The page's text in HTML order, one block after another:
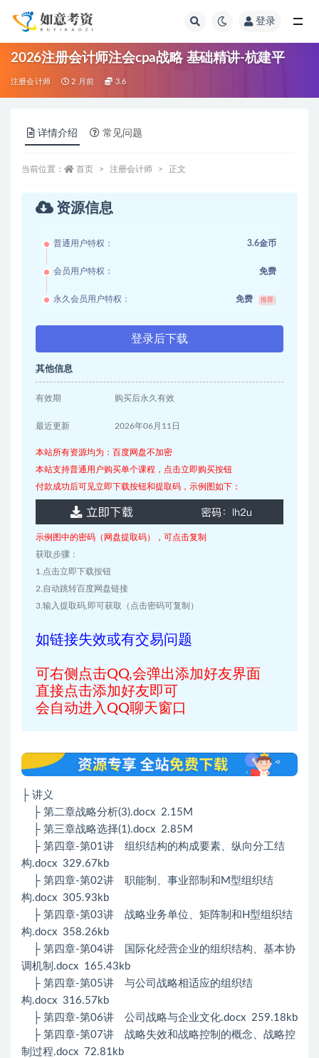
登录
2026注册会计师注会cpa战略 基础精讲-杭建平
注册会计师 2 月前 3.6
详情介绍 常见问题
当前位置： 首页 注册会计师 正文
资源信息
普通用户特权： 3.6金币
会员用户特权： 免费
永久会员用户特权： 免费 推荐
登录后下载
其他信息
有效期 购买后永久有效
最近更新 2026年06月11日
本站所有资源均为：百度网盘不加密
本站支持普通用户购买单个课程，点击立即购买按钮
付款成功后可见立即下载按钮和提取码，示例图如下：
示例图中的密码（网盘提取码），可点击复制
获取步骤：
1.点击立即下载按钮
2.自动跳转百度网盘链接
3.输入提取码,即可获取（点击密码可复制）
如链接失效或有交易问题
可右侧点击QQ,会弹出添加好友界面
直接点击添加好友即可
会自动进入QQ聊天窗口
├ 讲义
├ 第二章战略分析(3).docx 2.15M
├ 第三章战略选择(1).docx 2.85M
├ 第四章-第01讲 组织结构的构成要素、纵向分工结
构.docx 329.67kb
├ 第四章-第02讲 职能制、事业部制和M型组织结
构.docx 305.93kb
├ 第四章-第03讲 战略业务单位、矩阵制和H型组织结
构.docx 358.26kb
├ 第四章-第04讲 国际化经营企业的组织结构、基本协
调机制.docx 165.43kb
├ 第四章-第05讲 与公司战略相适应的组织结
构.docx 316.57kb
├ 第四章-第06讲 公司战略与企业文化.docx 259.18kb
├ 第四章-第07讲 战略失效和战略控制的概念、战略控
制过程.docx 72.81kb